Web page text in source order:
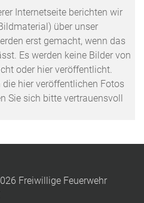
Internetseite berichten wir
über unser
erst gemacht, wenn das
Es werden keine Bilder von
oder hier veröffentlicht.
die hier veröffentlichen Fotos
Sie sich bitte vertrauensvoll
Freiwillige Feuerwehr